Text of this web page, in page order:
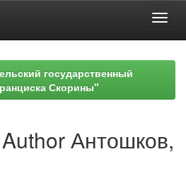
государственный
Скорины"
Антошков,